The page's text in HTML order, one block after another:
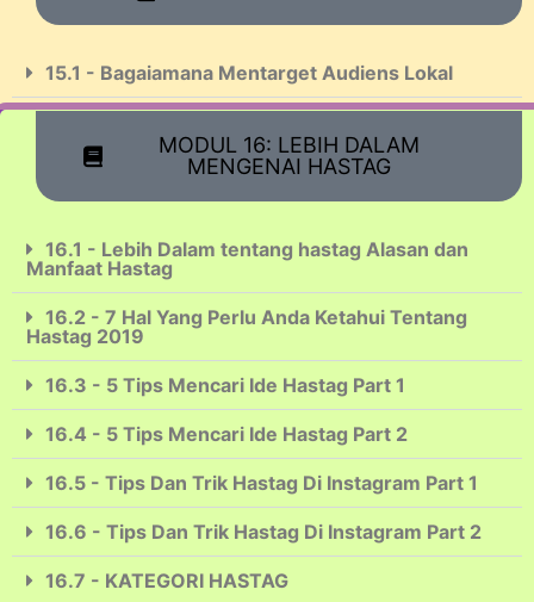
15.1 - Bagaiamana Mentarget Audiens Lokal
MODUL 16: LEBIH DALAM
MENGENAI HASTAG
16.1 - Lebih Dalam tentang hastag Alasan dan
Manfaat Hastag
16.2 - 7 Hal Yang Perlu Anda Ketahui Tentang
Hastag 2019
16.3 - 5 Tips Mencari Ide Hastag Part 1
16.4 - 5 Tips Mencari Ide Hastag Part 2
16.5 - Tips Dan Trik Hastag Di Instagram Part 1
16.6 - Tips Dan Trik Hastag Di Instagram Part 2
16.7 - KATEGORI HASTAG